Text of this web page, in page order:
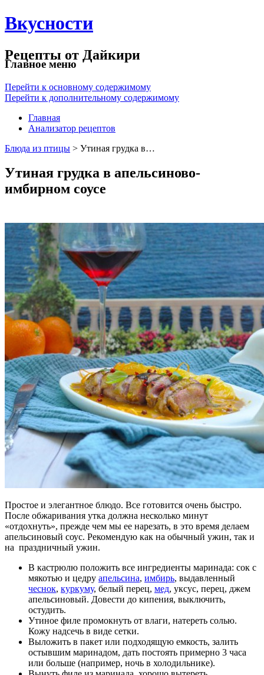
Вкусности
Рецепты от Дайкири
Главное меню
Перейти к основному содержимому
Перейти к дополнительному содержимому
Главная
Анализатор рецептов
Блюда из птицы > Утиная грудка в…
Утиная грудка в апельсиново-
имбирном соусе
Простое и элегантное блюдо. Все готовится очень быстро.
После обжаривания утка должна несколько минут
«отдохнуть», прежде чем мы ее нарезать, в это время делаем
апельсиновый соус. Рекомендую как на обычный ужин, так и
на праздничный ужин.
В кастрюлю положить все ингредиенты маринада: сок с
мякотью и цедру апельсина, имбирь, выдавленный
чеснок, куркуму, белый перец, мед, уксус, перец, джем
апельсиновый. Довести до кипения, выключить,
остудить.
Утиное филе промокнуть от влаги, натереть солью.
Кожу надсечь в виде сетки.
Выложить в пакет или подходящую емкость, залить
остывшим маринадом, дать постоять примерно 3 часа
или больше (например, ночь в холодильнике).